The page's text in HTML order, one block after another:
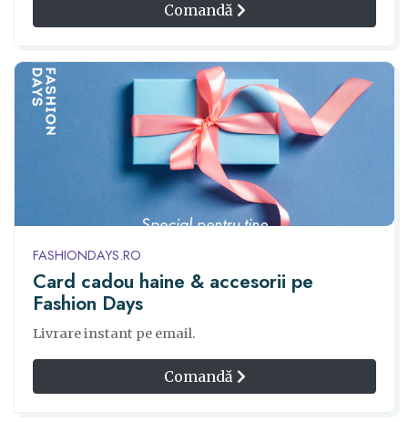
Comandă
FASHIONDAYS.RO
Card cadou haine & accesorii pe
Fashion Days
Livrare instant pe email.
Comandă